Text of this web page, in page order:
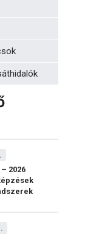
– 2026